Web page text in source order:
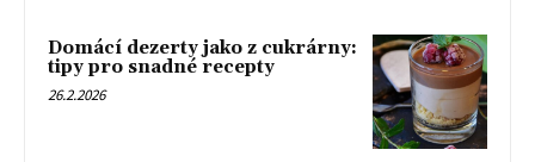
Domácí dezerty jako z cukrárny:
tipy pro snadné recepty
26.2.2026